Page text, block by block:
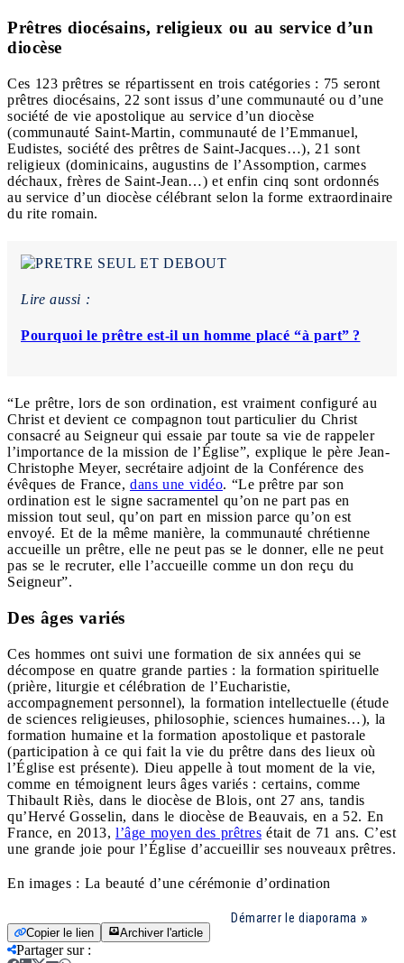
Prêtres diocésains, religieux ou au service d’un
diocèse
Ces 123 prêtres se répartissent en trois catégories : 75 seront
prêtres diocésains, 22 sont issus d’une communauté ou d’une
société de vie apostolique au service d’un diocèse
(communauté Saint-Martin, communauté de l’Emmanuel,
Eudistes, société des prêtres de Saint-Jacques…), 21 sont
religieux (dominicains, augustins de l’Assomption, carmes
déchaux, frères de Saint-Jean…) et enfin cinq sont ordonnés
au service d’un diocèse célébrant selon la forme extraordinaire
du rite romain.
Lire aussi :
Pourquoi le prêtre est-il un homme placé “à part” ?
“Le prêtre, lors de son ordination, est vraiment configuré au
Christ et devient ce compagnon tout particulier du Christ
consacré au Seigneur qui essaie par toute sa vie de rappeler
l’importance de la mission de l’Église”, explique le père Jean-
Christophe Meyer, secrétaire adjoint de la Conférence des
évêques de France, dans une vidéo. “Le prêtre par son
ordination est le signe sacramentel qu’on ne part pas en
mission tout seul, qu’on part en mission parce qu’on est
envoyé. Et de la même manière, la communauté chrétienne
accueille un prêtre, elle ne peut pas se le donner, elle ne peut
pas se le recruter, elle l’accueille comme un don reçu du
Seigneur”.
Des âges variés
Ces hommes ont suivi une formation de six années qui se
décompose en quatre grande parties : la formation spirituelle
(prière, liturgie et célébration de l’Eucharistie,
accompagnement personnel), la formation intellectuelle (étude
de sciences religieuses, philosophie, sciences humaines…), la
formation humaine et la formation apostolique et pastorale
(participation à ce qui fait la vie du prêtre dans des lieux où
l’Église est présente). Dieu appelle à tout moment de la vie,
comme en témoignent leurs âges variés : certains, comme
Thibault Riès, dans le diocèse de Blois, ont 27 ans, tandis
qu’Hervé Gosselin, dans le diocèse de Beauvais, en a 52. En
France, en 2013, l’âge moyen des prêtres était de 71 ans. C’est
une grande joie pour l’Église d’accueillir ses nouveaux prêtres.
En images : La beauté d’une cérémonie d’ordination
Démarrer le diaporama
Copier le lien Archiver l'article
Partager sur: